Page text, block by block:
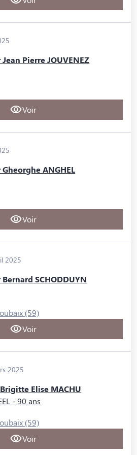
Pierre JOUVENEZ
Voir
ANGHEL
Voir
2025
SCHODDUYN
(59)
Voir
2025
Elise MACHU
- 90 ans
(59)
Voir